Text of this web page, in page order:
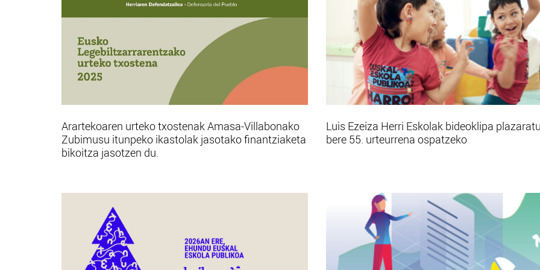
Arartekoaren urteko txostenak Amasa-Villabonako
Zubimusu itunpeko ikastolak jasotako finantziaketa
bikoitza jasotzen du.
Luis Ezeiza Herri Eskolak bideoklipa
bere 55. urteurrena ospatzeko